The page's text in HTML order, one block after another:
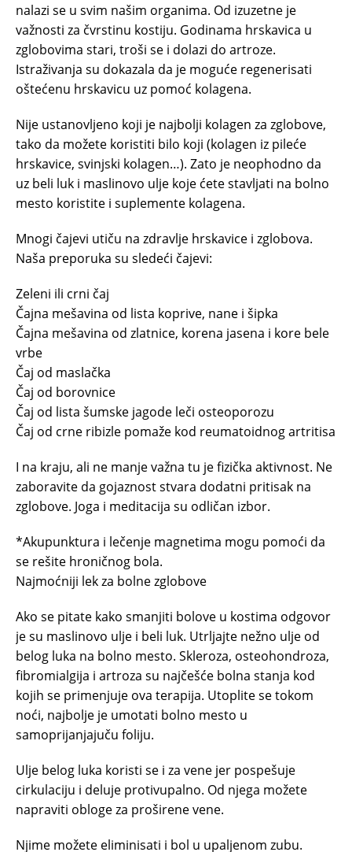
nalazi se u svim našim organima. Od izuzetne je
važnosti za čvrstinu kostiju. Godinama hrskavica u
zglobovima stari, troši se i dolazi do artroze.
Istraživanja su dokazala da je moguće regenerisati
oštećenu hrskavicu uz pomoć kolagena.
Nije ustanovljeno koji je najbolji kolagen za zglobove,
tako da možete koristiti bilo koji (kolagen iz pileće
hrskavice, svinjski kolagen…). Zato je neophodno da
uz beli luk i maslinovo ulje koje ćete stavljati na bolno
mesto koristite i suplemente kolagena.
Mnogi čajevi utiču na zdravlje hrskavice i zglobova.
Naša preporuka su sledeći čajevi:
Zeleni ili crni čaj
Čajna mešavina od lista koprive, nane i šipka
Čajna mešavina od zlatnice, korena jasena i kore bele
vrbe
Čaj od maslačka
Čaj od borovnice
Čaj od lista šumske jagode leči osteoporozu
Čaj od crne ribizle pomaže kod reumatoidnog artritisa
I na kraju, ali ne manje važna tu je fizička aktivnost. Ne
zaboravite da gojaznost stvara dodatni pritisak na
zglobove. Joga i meditacija su odličan izbor.
*Akupunktura i lečenje magnetima mogu pomoći da
se rešite hroničnog bola.
Najmoćniji lek za bolne zglobove
Ako se pitate kako smanjiti bolove u kostima odgovor
je su maslinovo ulje i beli luk. Utrljajte nežno ulje od
belog luka na bolno mesto. Skleroza, osteohondroza,
fibromialgija i artroza su najčešće bolna stanja kod
kojih se primenjuje ova terapija. Utoplite se tokom
noći, najbolje je umotati bolno mesto u
samoprijanjajuču foliju.
Ulje belog luka koristi se i za vene jer pospešuje
cirkulaciju i deluje protivupalno. Od njega možete
napraviti obloge za proširene vene.
Njime možete eliminisati i bol u upaljenom zubu.